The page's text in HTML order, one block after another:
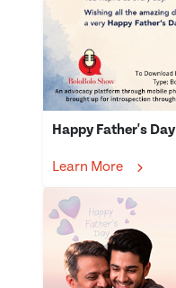
Happy Father's Day
Learn More